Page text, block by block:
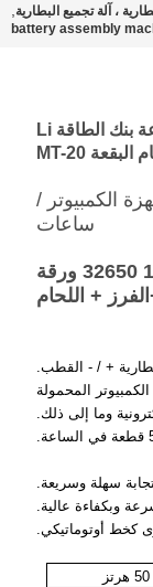
، آلة تجميع البطارية
battery assembly
خط تجميع البطارية الأوتوماتيكي ، مجموعة بنك الطاقة Li
الكمبيوتر /
ساعات
تستخدم لبطارية أسطوانية 18650 32650 ورقة
الفرز + اللحام
+ / - القطب.
المحمولة
وما إلى ذلك.
سهلة وسريعة.
وبكفاءة عالية.
كخط أوتوماتيكي.